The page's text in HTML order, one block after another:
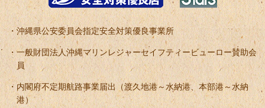
沖縄県公安委員会指定安全対策優良事業所
一般財団法人沖縄マリンレジャーセイフティービューロー賛助会
員
内閣府不定期航路事業届出（渡久地港～水納港、本部港～水納
港）